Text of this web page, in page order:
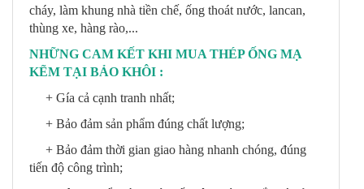
cháy, làm khung nhà tiền chế, ống thoát nước, lancan,
thùng xe, hàng rào,...
NHỮNG CAM KẾT KHI MUA THÉP ỐNG MẠ
KẼM TẠI BẢO KHÔI :
+ Gía cả cạnh tranh nhất;
+ Bảo đảm sản phẩm đúng chất lượng;
+ Bảo đảm thời gian giao hàng nhanh chóng, đúng
tiến độ công trình;